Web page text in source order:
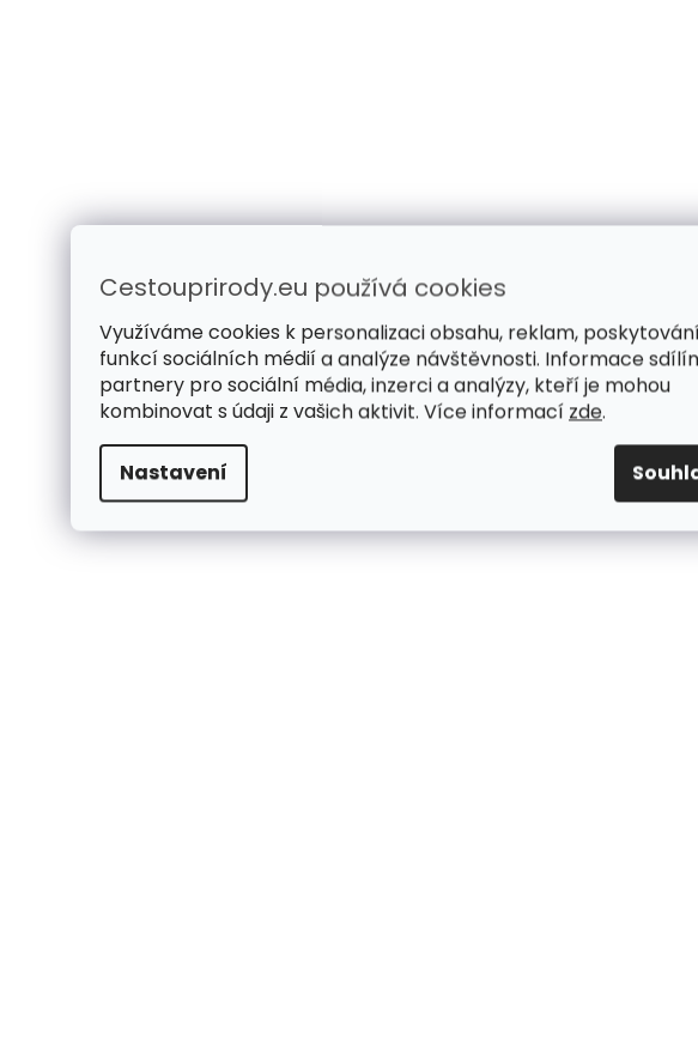
Cestouprirody.eu používá cookies
Využíváme cookies k personalizaci obsahu, reklam,
funkcí sociálních médií a analýze návštěvnosti. Informace
partnery pro sociální média, inzerci a analýzy, kteří je mohou
kombinovat s údaji z vašich aktivit. Více informací zde.
Nastavení